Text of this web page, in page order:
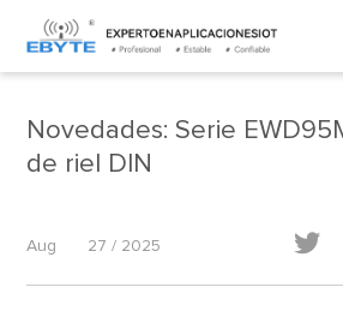
Home > Dinámica del producto
Novedades: Serie
de riel DIN
Aug 27 / 2025 